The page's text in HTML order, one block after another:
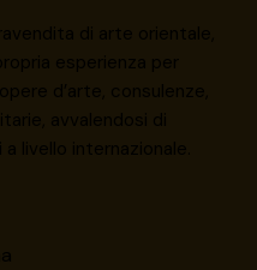
di arte orientale,
esperienza per
d’arte, consulenze,
avvalendosi di
livello internazionale.